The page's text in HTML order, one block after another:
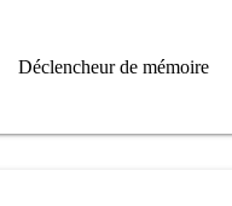
Déclencheur de mémoire